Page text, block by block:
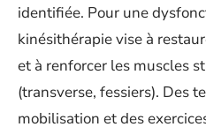
identifiée. Pour une
kinésithérapie vise à
et à renforcer les muscles
(transverse, fessiers). Des
mobilisation et des